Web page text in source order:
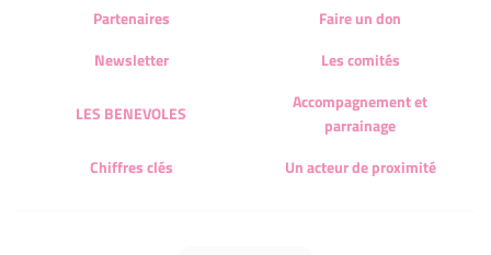
Partenaires
Faire un don
Newsletter
Les comités
LES BENEVOLES
Accompagnement et
parrainage
Chiffres clés
Un acteur de proximité